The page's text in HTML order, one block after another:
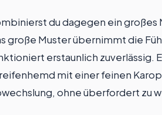
du dagegen ein
große Muster übernimmt die
erstaunlich zuverlässig.
mit einer feinen
ohne überfordert zu